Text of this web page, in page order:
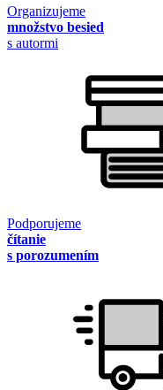
Organizujeme
množstvo besied
s autormi
Podporujeme
čítanie
s porozumením